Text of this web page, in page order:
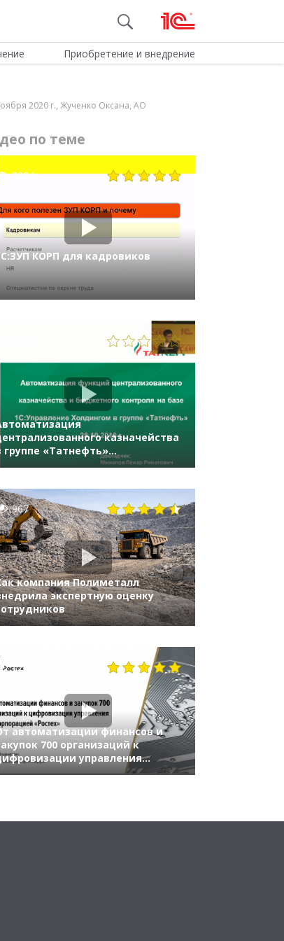
Приобретение и внедрение
2020 г., Жученко Оксана, АО
по теме
2984
КОРП для кадровиков
казначейства
группе «Татнефть»
«1С:Управление холдингом 8»
967
компания Полиметалл
экспертную оценку
1299
автоматизации финансов и
700 организаций к
управления
«Ростех»